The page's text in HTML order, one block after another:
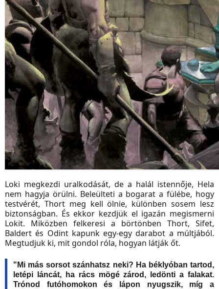
Loki megkezdi uralkodását, de a halál istennője, Hela
nem hagyja örülni. Beleülteti a bogarat a fülébe, hogy
testvérét, Thort meg kell ölnie, különben sosem lesz
biztonságban. És ekkor kezdjük el igazán megismerni
Lokit. Miközben felkeresi a börtönben Thort, Sifet,
Baldert és Odint kapunk egy-egy darabot a múltjából.
Megtudjuk ki, mit gondol róla, hogyan látják őt.
"Mi más sorsot szánhatsz neki? Ha béklyóban tartod,
letépi láncát, ha rács mögé zárod, ledönti a falakat.
Trónod futóhomokon és lápon nyugszik, míg a